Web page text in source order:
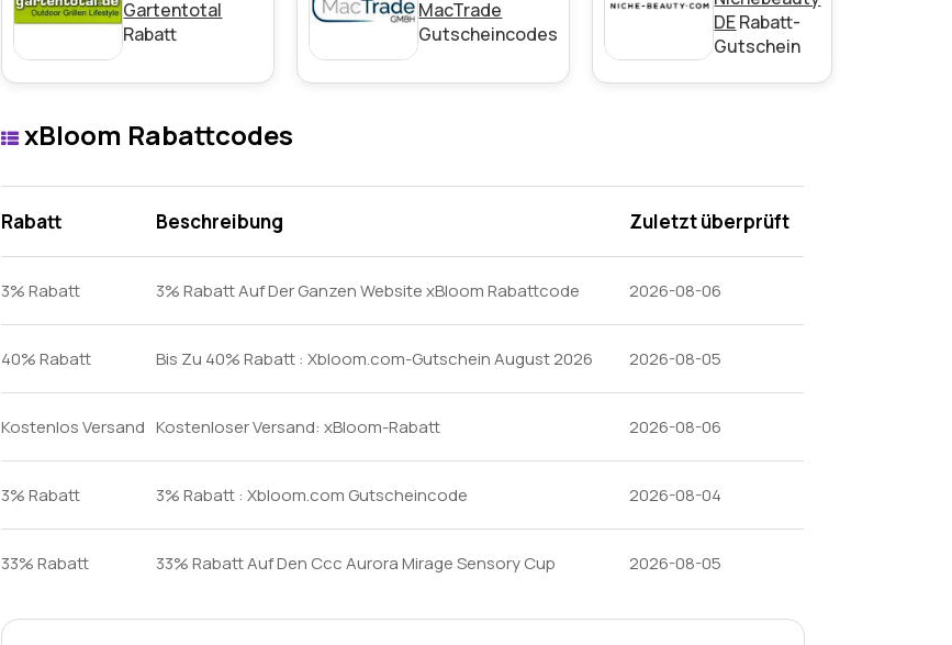
Kumulierbar:Cumulable avec d’autres promotions
Bedingungen:Weitere Informationen finden Sie in den Bedingungen auf der Website des
Gartentotal
Rabatt
MacTrade
Gutscheincodes
DERabatt-
Gutschein
xBloom Rabattcodes
Rabatt Beschreibung Zuletzt überprüft
3% Rabatt 3% Rabatt Auf Der Ganzen Website xBloom Rabattcode 2026-08-06
40% Rabatt Bis Zu 40% Rabatt : Xbloom.com-Gutschein August 2026 2026-08-05
Kostenlos Versand Kostenloser Versand: xBloom-Rabatt 2026-08-06
3% Rabatt 3% Rabatt : Xbloom.com Gutscheincode 2026-08-04
33% Rabatt 33% Rabatt Auf Den Ccc Aurora Mirage Sensory Cup 2026-08-05